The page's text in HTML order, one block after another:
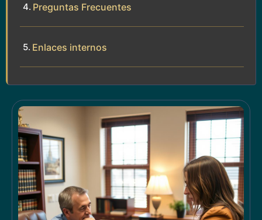
Preguntas Frecuentes
Enlaces internos